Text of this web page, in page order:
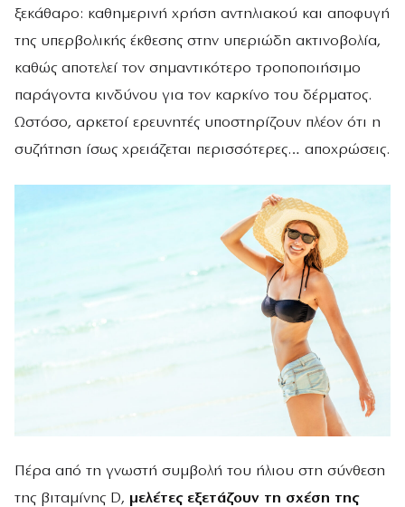
ξεκάθαρο: καθημερινή χρήση αντηλιακού και αποφυγή
της υπερβολικής έκθεσης στην υπεριώδη ακτινοβολία,
καθώς αποτελεί τον σημαντικότερο τροποποιήσιμο
παράγοντα κινδύνου για τον καρκίνο του δέρματος.
Ωστόσο, αρκετοί ερευνητές υποστηρίζουν πλέον ότι η
συζήτηση ίσως χρειάζεται περισσότερες… αποχρώσεις.
Πέρα από τη γνωστή συμβολή του ήλιου στη σύνθεση
της βιταμίνης D, μελέτες εξετάζουν τη σχέση της